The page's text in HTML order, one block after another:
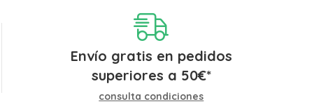
Envío gratis en pedidos
superiores a 50€*
consulta condiciones